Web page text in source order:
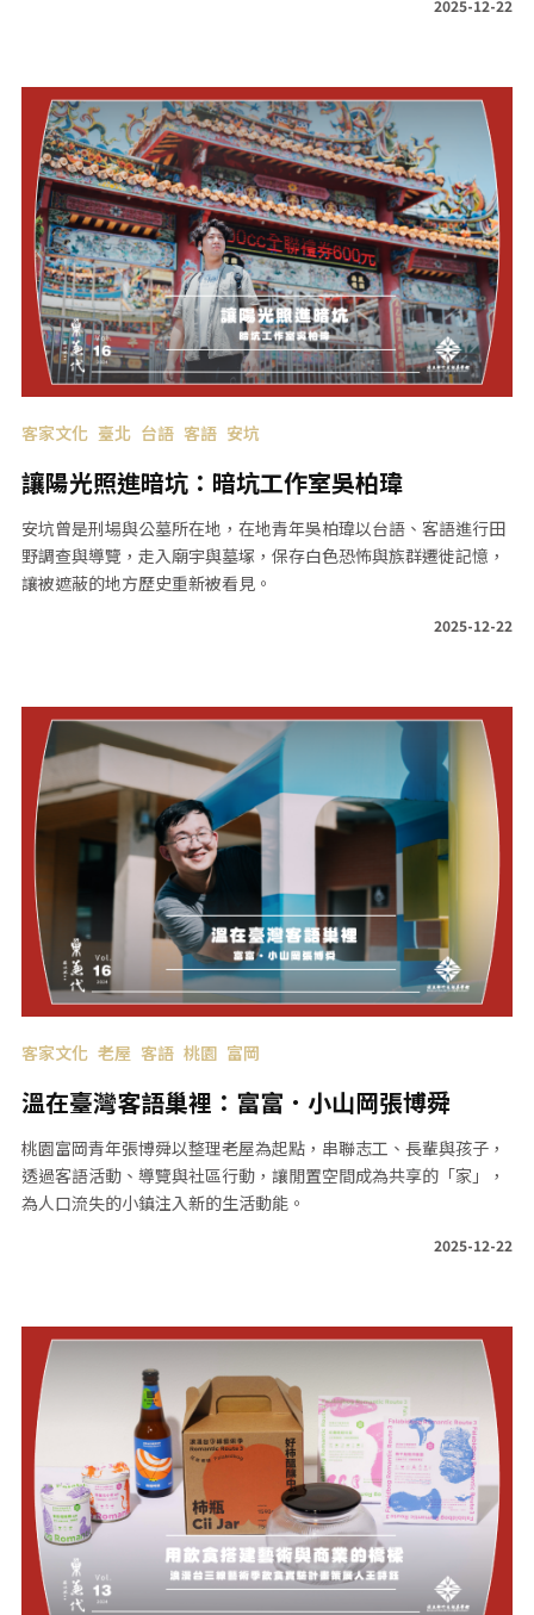
2025-12-22
客家文化 臺北 台語 客語 安坑
讓陽光照進暗坑：暗坑工作室吳柏瑋
安坑曾是刑場與公墓所在地，在地青年吳柏瑋以台語、客語進行田
野調查與導覽，走入廟宇與墓塚，保存白色恐怖與族群遷徙記憶，
讓被遮蔽的地方歷史重新被看見。
2025-12-22
客家文化 老屋 客語 桃園 富岡
溫在臺灣客語巢裡：富富．小山岡張博舜
桃園富岡青年張博舜以整理老屋為起點，串聯志工、長輩與孩子，
透過客語活動、導覽與社區行動，讓閒置空間成為共享的「家」，
為人口流失的小鎮注入新的生活動能。
2025-12-22